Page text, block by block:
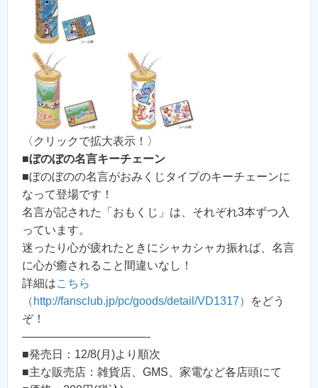
〈クリックで拡大表示！〉
■ぼのぼの名言キーチェーン
■ぼのぼのの名言がおみくじタイプのキーチェーンに
なって登場です！
名言が記された「おもくじ」は、それぞれ3本ずつ入
っています。
迷ったり心が疲れたときにシャカシャカ振れば、名言
に心が癒されること間違いなし！
詳細はこちら
（http://fansclub.jp/pc/goods/detail/VD1317）
をどう
ぞ！
———————————-
■発売日：12/8(月)より順次
■主な販売店：雑貨店、GMS、家電など各店頭にて